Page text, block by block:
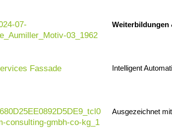
Weiterbildungen
Intelligent
Ausgezeichnet